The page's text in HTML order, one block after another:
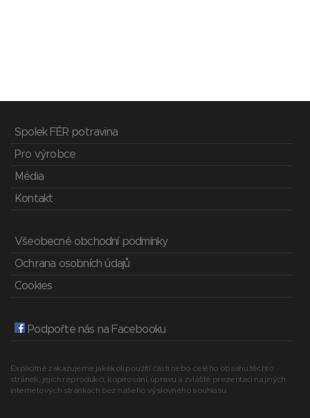
Spolek FÉR potravina
Pro výrobce
Média
Kontakt
Všeobecné obchodní podmínky
Ochrana osobních údajů
Cookies
Podpořte nás na Facebooku
Explicitně zakazujeme jakékoli použití části nebo celého obsahu těchto
stránek, jejich reprodukci, kopírování, úpravu a zvláště prezentaci na jiných
internetových stránkách bez našeho výslovného souhlasu.